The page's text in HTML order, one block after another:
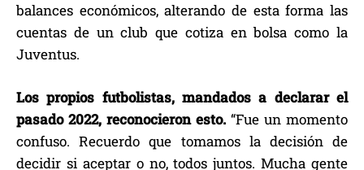
balances económicos, alterando de esta forma las
cuentas de un club que cotiza en bolsa como la
Juventus.
Los propios futbolistas, mandados a declarar el
pasado 2022, reconocieron esto. “Fue un momento
confuso. Recuerdo que tomamos la decisión de
decidir si aceptar o no, todos juntos. Mucha gente